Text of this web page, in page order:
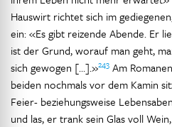
Hauswirt richtet sich im
ein: «Es gibt reizende Abende. Er
ist der Grund, worauf man geht,
sich gewogen […].»243 Am
beiden nochmals vor dem Kamin
Feier- beziehungsweise
und las, er trank sein Glas voll